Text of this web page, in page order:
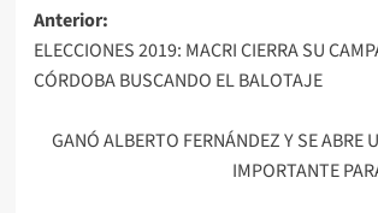
Navegación
de
Anterior:
ELECCIONES 2019: MACRI CIERRA SU
CÓRDOBA BUSCANDO EL BALOTAJE
GANÓ ALBERTO FERNÁNDEZ Y SE ABRE
IMPORTANTE